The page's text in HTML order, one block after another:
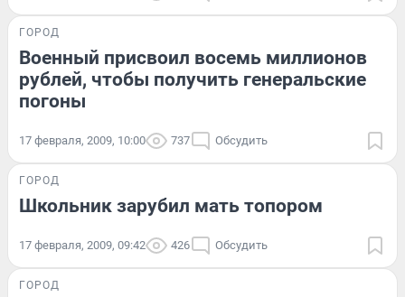
ГОРОД
Военный присвоил восемь миллионов
рублей, чтобы получить генеральские
погоны
17 февраля, 2009, 10:00 737 Обсудить
ГОРОД
Школьник зарубил мать топором
17 февраля, 2009, 09:42 426 Обсудить
ГОРОД